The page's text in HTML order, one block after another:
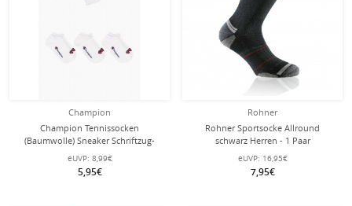
Champion
Champion Tennissocken
(Baumwolle) Sneaker Schriftzug-
Print weiss Herren - 3 Paar
eUVP: 8,99€
5,95€
Rohner
Rohner Sportsocke Allround
schwarz Herren - 1 Paar
eUVP: 16,95€
7,95€